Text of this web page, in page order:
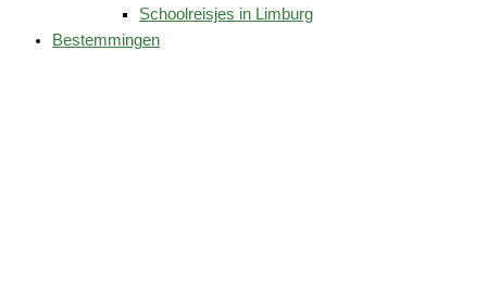
Schoolreisjes in Limburg
Bestemmingen